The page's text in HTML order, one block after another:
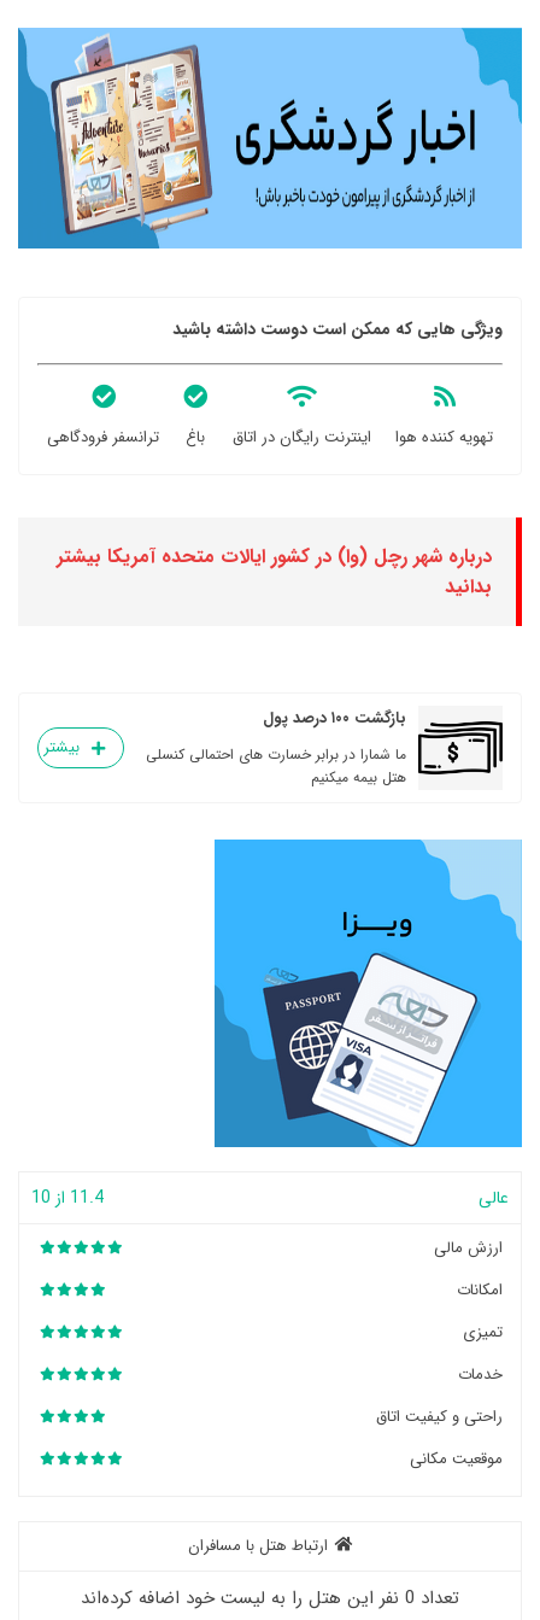
ویژگی هایی که ممکن است دوست داشته باشید
تهویه کننده هوا اینترنت رایگان در اتاق باغ ترانسفر فرودگاهی
درباره شهر رچل (وا) در کشور ایالات متحده آمریکا بیشتر
بدانید
بازگشت ۱۰۰ درصد پول
ما شمارا در برابر خسارت های احتمالی کنسلی
هتل بیمه میکنیم
بیشتر
عالی 11.4 از 10
ارزش مالی
امکانات
تمیزی
خدمات
راحتی و کیفیت اتاق
موقعیت مکانی
ارتباط هتل با مسافران
تعداد 0 نفر این هتل را به لیست خود اضافه کرده‌اند